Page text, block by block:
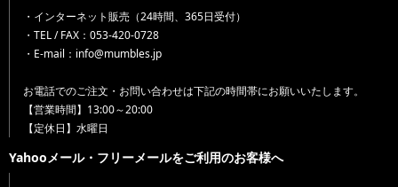
・インターネット販売（24時間、365日受付）
・TEL / FAX：053-420-0728
・E-mail：info@mumbles.jp
お電話でのご注文・お問い合わせは下記の時間帯にお願いいたします。
【営業時間】13:00～20:00
【定休日】水曜日
Yahooメール・フリーメールをご利用のお客様へ